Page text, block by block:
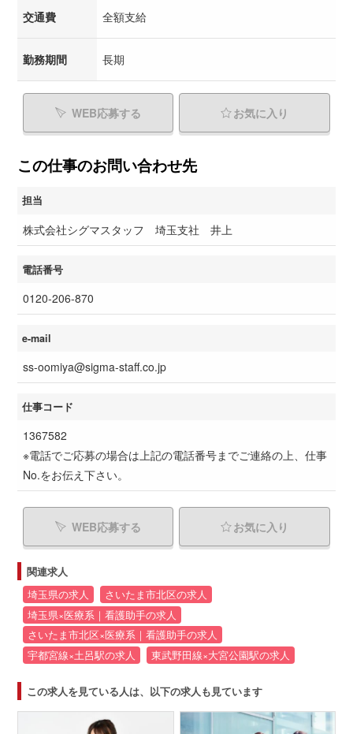
交通費 全額支給
勤務期間 長期
WEB応募する お気に入り
この仕事のお問い合わせ先
担当
株式会社シグマスタッフ 埼玉支社 井上
電話番号
0120-206-870
e-mail
ss-oomiya@sigma-staff.co.jp
仕事コード
1367582
※電話でご応募の場合は上記の電話番号までご連絡の上、仕事
No.をお伝え下さい。
WEB応募する お気に入り
関連求人
埼玉県の求人
さいたま市北区の求人
埼玉県×医療系｜看護助手の求人
さいたま市北区×医療系｜看護助手の求人
宇都宮線×土呂駅の求人
東武野田線×大宮公園駅の求人
この求人を見ている人は、以下の求人も見ています